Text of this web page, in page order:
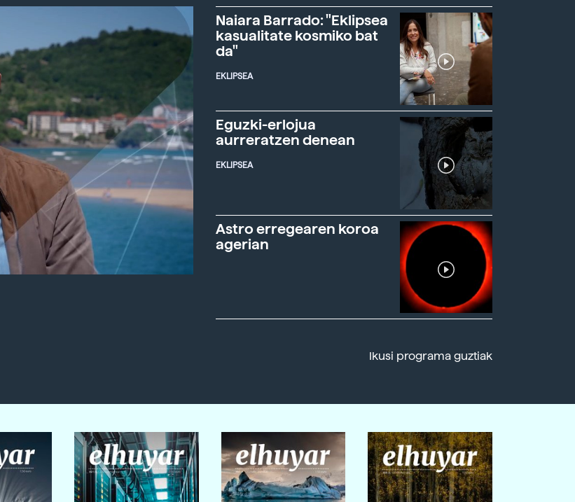
Naiara Barrado: "Eklipsea
kasualitate kosmiko bat
da"
EKLIPSEA
Eguzki-erlojua
aurreratzen denean
EKLIPSEA
Astro erregearen koroa
agerian
Ikusi programa guztiak